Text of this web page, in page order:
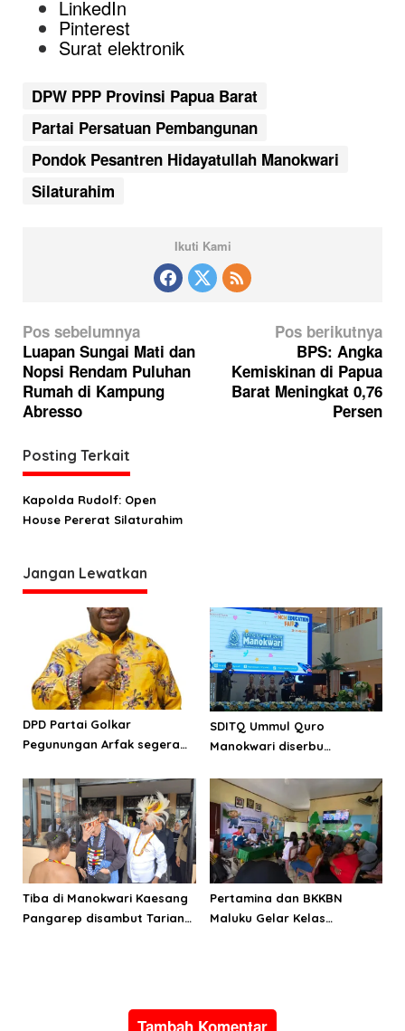
LinkedIn
Pinterest
Surat elektronik
DPW PPP Provinsi Papua Barat
Partai Persatuan Pembangunan
Pondok Pesantren Hidayatullah Manokwari
Silaturahim
Ikuti Kami
N
a
v
i
a
s
i
o
s
Pos sebelumnya
Luapan Sungai Mati dan
Nopsi Rendam Puluhan
Rumah di Kampung
Abresso
Pos berikutnya
BPS: Angka
Kemiskinan di Papua
Barat Meningkat 0,76
Persen
Posting Terkait
Kapolda Rudolf: Open
House Pererat Silaturahim
Jangan Lewatkan
DPD Partai Golkar
Pegunungan Arfak segera
SDITQ Ummul Quro
Manokwari diserbu
MCM
Tiba di Manokwari Kaesang
Pangarep disambut Tarian
Pertamina dan BKKBN
Maluku Gelar Kelas
Tambah Komentar